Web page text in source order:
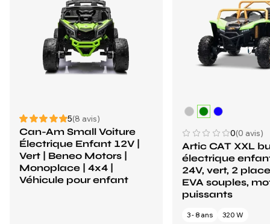
5(8 avis)
Can-Am Small Voiture
Électrique Enfant 12V |
Vert | Beneo Motors |
Monoplace | 4x4 |
Véhicule pour enfant
0(0 avis)
Artic CAT XXL
électrique
24V, vert, 2
EVA souples,
puissants
3 - 8 ans 320 W